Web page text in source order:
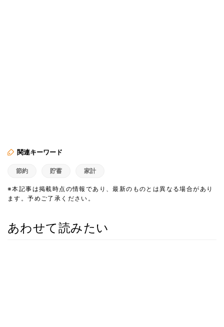
関連キーワード
節約 貯蓄 家計
※本記事は掲載時点の情報であり、最新のものとは異なる場合があり
ます。予めご了承ください。
あわせて読みたい